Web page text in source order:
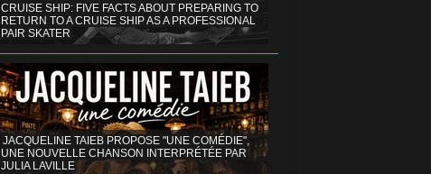
CRUISE SHIP: FIVE FACTS ABOUT PREPARING TO
RETURN TO A CRUISE SHIP AS A PROFESSIONAL
PAIR SKATER
JACQUELINE TAIEB PROPOSE "UNE COMÉDIE",
UNE NOUVELLE CHANSON INTERPRÉTÉE PAR
JULIA LAVILLE